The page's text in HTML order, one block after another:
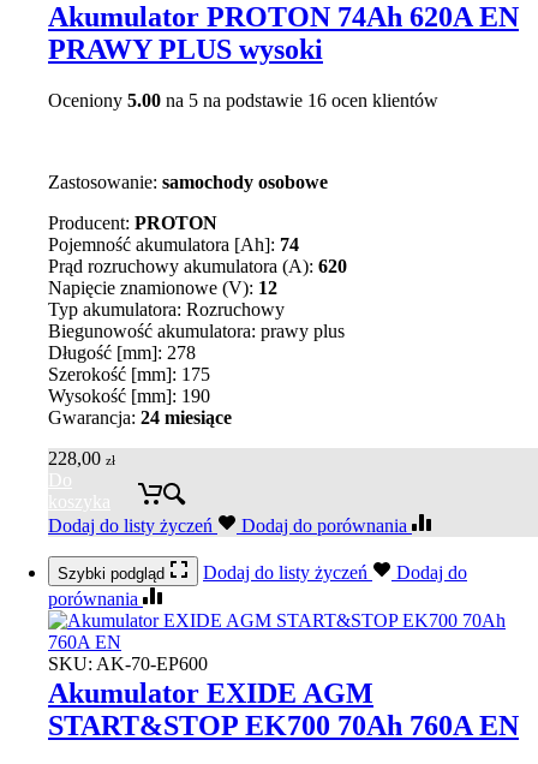
Akumulator PROTON 74Ah 620A EN
PRAWY PLUS wysoki
Oceniony 5.00 na 5 na podstawie 16 ocen klientów
Zastosowanie: samochody osobowe
Producent: PROTON
Pojemność akumulatora [Ah]: 74
Prąd rozruchowy akumulatora (A): 620
Napięcie znamionowe (V): 12
Typ akumulatora: Rozruchowy
Biegunowość akumulatora: prawy plus
Długość [mm]: 278
Szerokość [mm]: 175
Wysokość [mm]: 190
Gwarancja: 24 miesiące
228,00 zł
Do
koszyka
Dodaj do listy życzeń
Dodaj do porównania
Szybki podgląd Dodaj do listy życzeń
Dodaj do
porównania
SKU: AK-70-EP600
Akumulator EXIDE AGM
START&STOP EK700 70Ah 760A EN